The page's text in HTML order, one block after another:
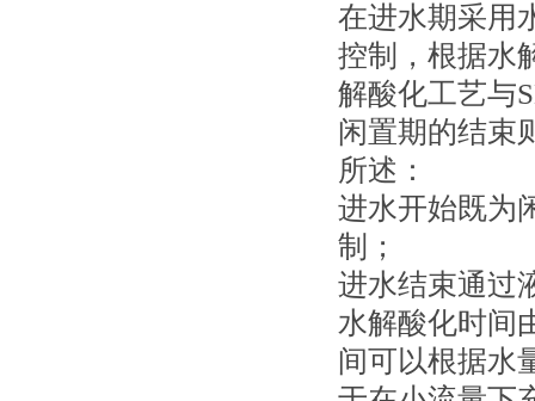
在进水期采用
控制，根据水
解酸化工艺与
闲置期的结束
所述：
进水开始既为
制；
进水结束通过
水解酸化时间
间可以根据水